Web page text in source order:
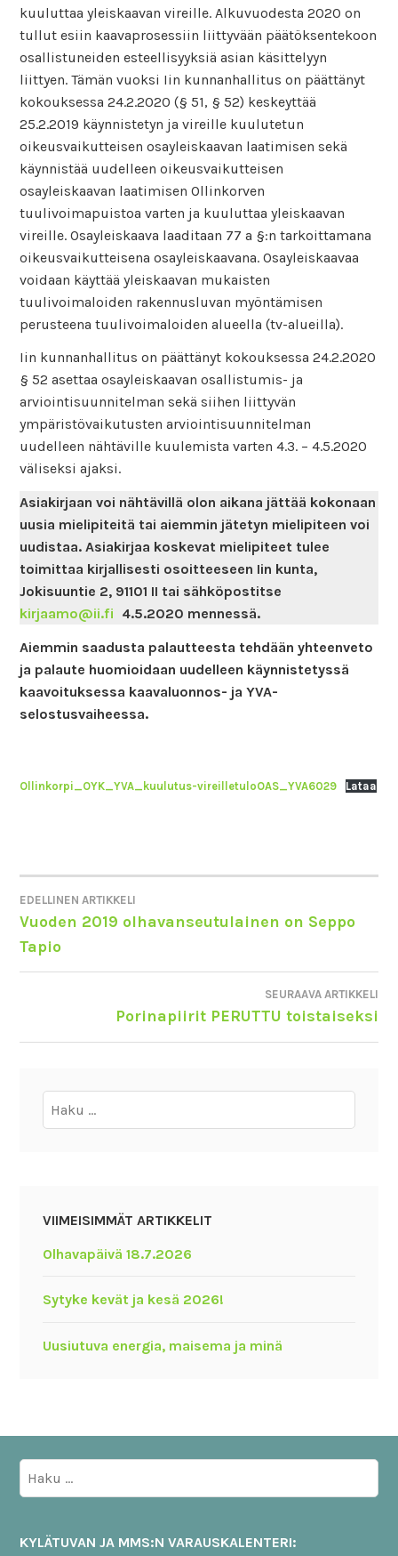
kuuluttaa yleiskaavan vireille. Alkuvuodesta 2020 on
tullut esiin kaavaprosessiin liittyvään päätöksentekoon
osallistuneiden esteellisyyksiä asian käsittelyyn
liittyen. Tämän vuoksi Iin kunnanhallitus on päättänyt
kokouksessa 24.2.2020 (§ 51, § 52) keskeyttää
25.2.2019 käynnistetyn ja vireille kuulutetun
oikeusvaikutteisen osayleiskaavan laatimisen sekä
käynnistää uudelleen oikeusvaikutteisen
osayleiskaavan laatimisen Ollinkorven
tuulivoimapuistoa varten ja kuuluttaa yleiskaavan
vireille. Osayleiskaava laaditaan 77 a §:n tarkoittamana
oikeusvaikutteisena osayleiskaavana. Osayleiskaavaa
voidaan käyttää yleiskaavan mukaisten
tuulivoimaloiden rakennusluvan myöntämisen
perusteena tuulivoimaloiden alueella (tv-alueilla).
Iin kunnanhallitus on päättänyt kokouksessa 24.2.2020
§ 52 asettaa osayleiskaavan osallistumis- ja
arviointisuunnitelman sekä siihen liittyvän
ympäristövaikutusten arviointisuunnitelman
uudelleen nähtäville kuulemista varten 4.3. – 4.5.2020
väliseksi ajaksi.
Asiakirjaan voi nähtävillä olon aikana jättää kokonaan
uusia mielipiteitä tai aiemmin jätetyn mielipiteen voi
uudistaa. Asiakirjaa koskevat mielipiteet tulee
toimittaa kirjallisesti osoitteeseen Iin kunta,
Jokisuuntie 2, 91101 II tai sähköpostitse
kirjaamo@ii.fi 4.5.2020 mennessä.
Aiemmin saadusta palautteesta tehdään yhteenveto
ja palaute huomioidaan uudelleen käynnistetyssä
kaavoituksessa kaavaluonnos- ja YVA-
selostusvaiheessa.
Ollinkorpi_OYK_YVA_kuulutus-vireilletuloOAS_YVA6029 Lataa
ARTIKKELIEN
SELAUS
EDELLINEN ARTIKKELI
Vuoden 2019 olhavanseutulainen on Seppo
Tapio
SEURAAVA ARTIKKELI
Porinapiirit PERUTTU toistaiseksi
Haku:
VIIMEISIMMÄT ARTIKKELIT
Olhavapäivä 18.7.2026
Sytyke kevät ja kesä 2026!
Uusiutuva energia, maisema ja minä
Haku:
KYLÄTUVAN JA MMS:N VARAUSKALENTERI: